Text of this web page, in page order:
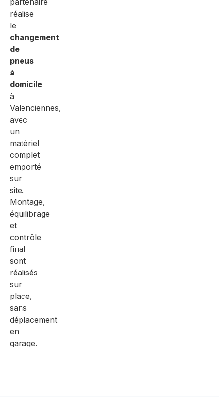
partenaire
réalise
le
changement
de
pneus
à
domicile
à
Valenciennes,
avec
un
matériel
complet
emporté
sur
site.
Montage,
équilibrage
et
contrôle
final
sont
réalisés
sur
place,
sans
déplacement
en
garage.